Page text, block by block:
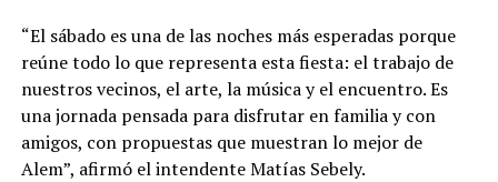
“El sábado es una de las noches más esperadas porque
reúne todo lo que representa esta fiesta: el trabajo de
nuestros vecinos, el arte, la música y el encuentro. Es
una jornada pensada para disfrutar en familia y con
amigos, con propuestas que muestran lo mejor de
Alem”, afirmó el intendente Matías Sebely.